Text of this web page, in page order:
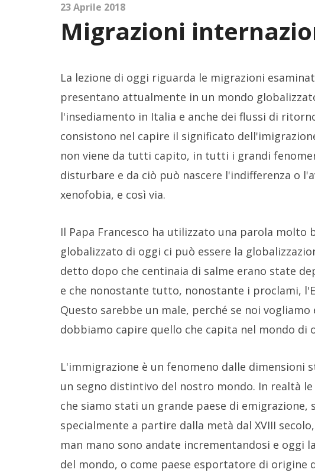
23 Aprile 2018
Migrazioni
La lezione di oggi riguarda le migrazioni
presentano attualmente in un mondo
l'insediamento in Italia e anche dei flussi di
consistono nel capire il significato
non viene da tutti capito, in tutti i grandi
disturbare e da ciò può nascere l'indifferenza o
xenofobia, e così via.
Il Papa Francesco ha utilizzato una parola molto
globalizzato di oggi ci può essere la
detto dopo che centinaia di salme erano state
e che nonostante tutto, nonostante i proclami,
Questo sarebbe un male, perché se noi
dobbiamo capire quello che capita nel mondo di
L'immigrazione è un fenomeno dalle
un segno distintivo del nostro mondo. In realtà
che siamo stati un grande paese di emigrazione,
specialmente a partire dalla metà dal XVIII
man mano sono andate incrementandosi e oggi
del mondo, o come paese esportatore di origine